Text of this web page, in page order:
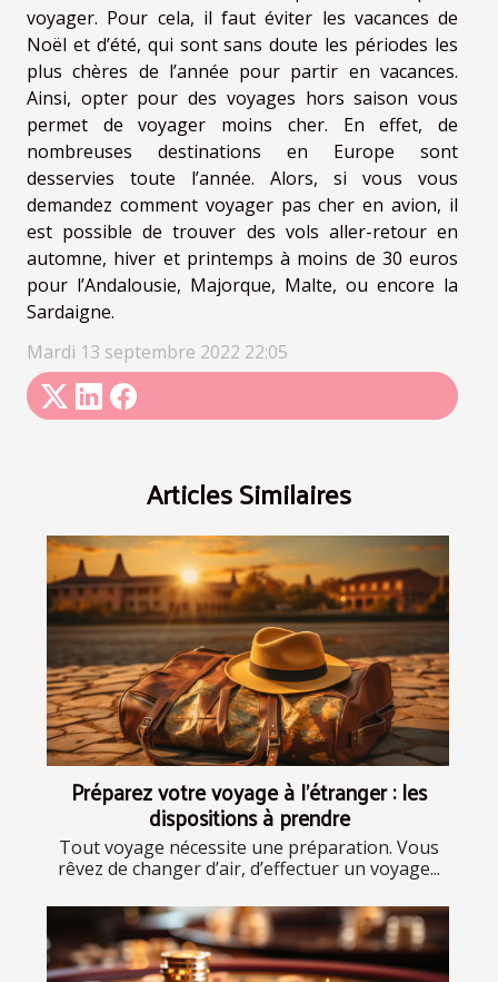
voyager. Pour cela, il faut éviter les vacances de
Noël et d’été, qui sont sans doute les périodes les
plus chères de l’année pour partir en vacances.
Ainsi, opter pour des voyages hors saison vous
permet de voyager moins cher. En effet, de
nombreuses destinations en Europe sont
desservies toute l’année. Alors, si vous vous
demandez comment voyager pas cher en avion, il
est possible de trouver des vols aller-retour en
automne, hiver et printemps à moins de 30 euros
pour l’Andalousie, Majorque, Malte, ou encore la
Sardaigne.
Mardi 13 septembre 2022 22:05
Articles Similaires
Préparez votre voyage à l’étranger : les
dispositions à prendre
Tout voyage nécessite une préparation. Vous
rêvez de changer d’air, d’effectuer un voyage...